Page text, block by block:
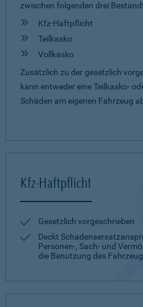
zwischen folgenden drei
Kfz-Haftpflicht
Teilkasko
Vollkasko
Zusätzlich zu der gesetzlich
kann entweder eine Teilkasko-
Schäden am eigenen Fahrzeug
Kfz-Haftpflicht
Gesetzlich vorgeschrieben
Deckt
Personen-, Sach- und
die Benutzung des